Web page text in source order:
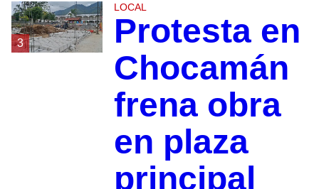
3
LOCAL
Protesta en
Chocamán
frena obra
en plaza
principal